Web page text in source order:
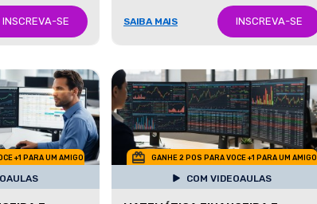
INSCREVA-SE SAIBA MAIS INSCREVA-SE
+1 PARA UM AMIGO GANHE 2 POS PARA VOCE +1 PARA UM AMIGO
COM VIDEOAULAS